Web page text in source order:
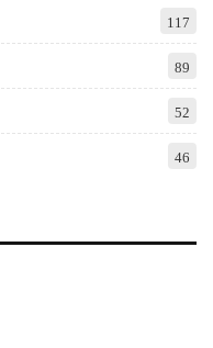
117
89
52
46